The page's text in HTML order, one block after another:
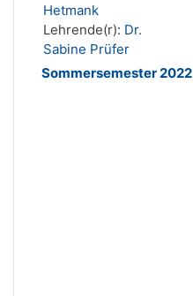
Hetmank
Lehrende(r): Dr.
Sabine Prüfer
Sommersemester 2022